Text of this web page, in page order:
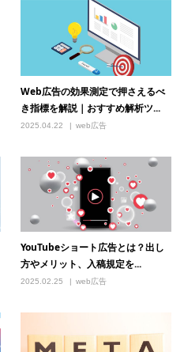
Web広告の効果測定で押さえるべ
き指標を解説｜おすすめ解析ツ...
2025.04.22 web広告
YouTubeショート広告とは？出し
方やメリット、入稿規定を...
2025.02.25 web広告